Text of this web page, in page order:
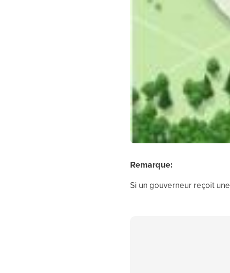
Remarque:
Si un gouverneur reçoit